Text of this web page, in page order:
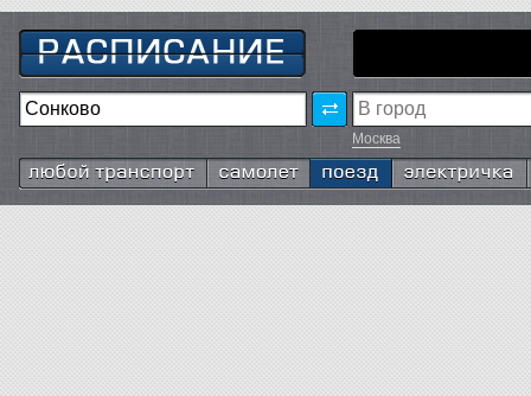
Москва
Любой транспорт Самолёт Поезд Электричка